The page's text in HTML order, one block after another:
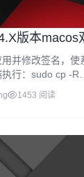
版本macos
并修改签名，使
行：sudo cp -R
/
检测为...
1453 阅读